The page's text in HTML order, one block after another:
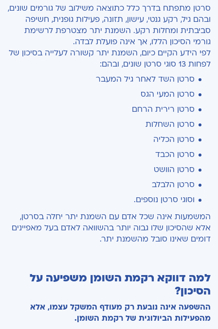
סרטן מתפתח בדרך כלל כתוצאה משילוב של גורמים שונים,
ובהם גיל, רקע גנטי, עישון, תזונה, פעילות גופנית, חשיפה
סביבתית ומחלות רקע. השמנת יתר מצטרפת לרשימת
גורמי הסיכון הללו, אך אינה פועלת לבדה.
לפי הידע הקיים כיום, השמנת יתר קשורה לעלייה בסיכון של
לפחות 13 סוגי סרטן שונים, ובהם:
סרטן השד לאחר גיל המעבר
סרטן המעי הגס
סרטן רירית הרחם
סרטן השחלות
סרטן הכליה
סרטן הכבד
סרטן הוושט
סרטן הלבלב
וסוגי סרטן נוספים.
המשמעות אינה שכל אדם עם השמנת יתר יחלה בסרטן,
אלא שהסיכון שלו גבוה יותר בהשוואה לאדם בעל מאפיינים
דומים שאינו סובל מהשמנת יתר.
למה דווקא רקמת השומן משפיעה על
הסיכון?
ההשפעה אינה נובעת רק מעודף המשקל עצמו, אלא
מהפעילות הביולוגית של רקמת השומן.